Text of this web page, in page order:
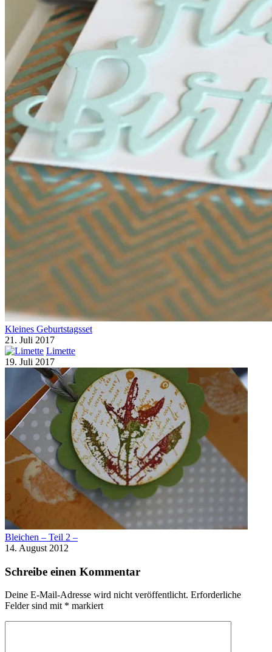
Kleines Geburtstagsset
21. Juli 2017
Limette
19. Juli 2017
Bleichen – Teil 2 –
14. August 2012
Schreibe einen Kommentar
Deine E-Mail-Adresse wird nicht veröffentlicht. Erforderliche
Felder sind mit * markiert